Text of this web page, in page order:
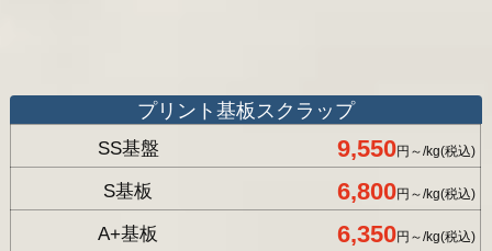
プリント基板スクラップ
SS基盤 9,550円～/kg(税込)
S基板 6,800円～/kg(税込)
A+基板 6,350円～/kg(税込)